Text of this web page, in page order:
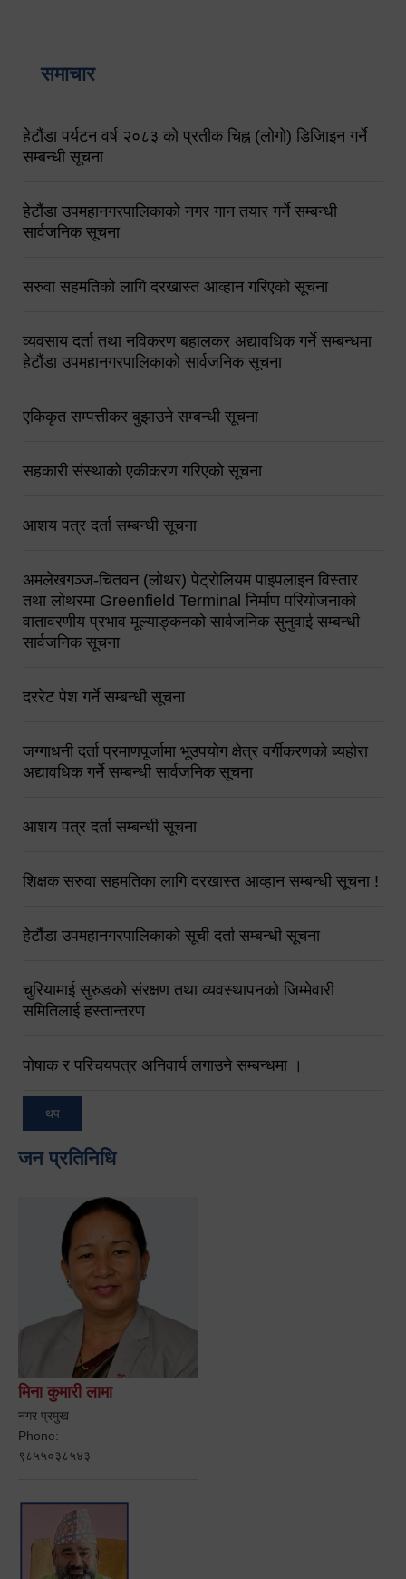
समाचार
हेटौंडा पर्यटन वर्ष २०८३ को प्रतीक चिह्न (लोगो) डिजिाइन गर्ने
सम्बन्धी सूचना
हेटौंडा उपमहानगरपालिकाको नगर गान तयार गर्ने सम्बन्धी
सार्वजनिक सूचना
सरुवा सहमतिको लागि दरखास्त आव्हान गरिएको सूचना
व्यवसाय दर्ता तथा नविकरण बहालकर अद्यावधिक गर्ने सम्बन्धमा
हेटौंडा उपमहानगरपालिकाको सार्वजनिक सूचना
एकिकृत सम्पत्तीकर बुझाउने सम्बन्धी सूचना
सहकारी संस्थाको एकीकरण गरिएको सूचना
आशय पत्र दर्ता सम्बन्धी सूचना
अमलेखगञ्ज-चितवन (लोथर) पेट्रोलियम पाइपलाइन विस्तार
तथा लोथरमा Greenfield Terminal निर्माण परियोजनाको
वातावरणीय प्रभाव मूल्याङ्कनको सार्वजनिक सुनुवाई सम्बन्धी
सार्वजनिक सूचना
दररेट पेश गर्ने सम्बन्धी सूचना
जग्गाधनी दर्ता प्रमाणपूर्जामा भूउपयोग क्षेत्र वर्गीकरणको ब्यहोरा
अद्यावधिक गर्ने सम्बन्धी सार्वजनिक सूचना
आशय पत्र दर्ता सम्बन्धी सूचना
शिक्षक सरुवा सहमतिका लागि दरखास्त आव्हान सम्बन्धी सूचना !
हेटौंडा उपमहानगरपालिकाको सूची दर्ता सम्बन्धी सूचना
चुरियामाई सुरुङको संरक्षण तथा व्यवस्थापनको जिम्मेवारी
समितिलाई हस्तान्तरण
पोषाक र परिचयपत्र अनिवार्य लगाउने सम्बन्धमा ।
थप
जन प्रतिनिधि
मिना कुमारी लामा
नगर प्रमुख
Phone:
९८५५०३८५४३